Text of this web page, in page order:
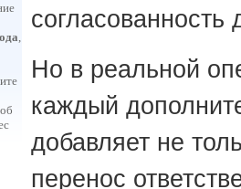
,
согласованность
Но в реальной
каждый
добавляет не
перенос